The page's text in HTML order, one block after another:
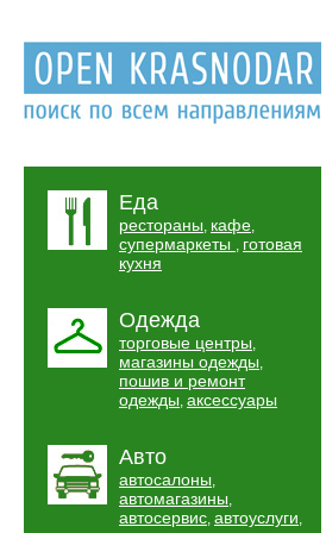
Еда
рестораны, кафе,
супермаркеты , готовая
кухня
Одежда
торговые центры,
магазины одежды,
пошив и ремонт
одежды, аксессуары
Авто
автосалоны,
автомагазины,
автосервис, автоуслуги,